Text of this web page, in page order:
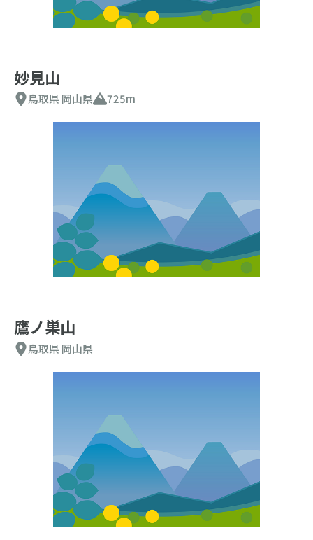
妙見山
鳥取県 岡山県 725m
鷹ノ巣山
鳥取県 岡山県